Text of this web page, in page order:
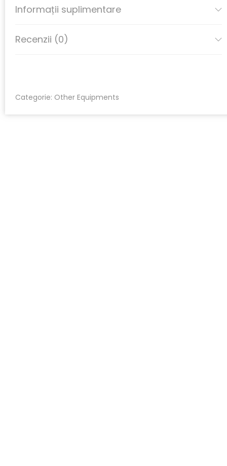
Informații suplimentare
Recenzii (0)
Categorie: Other Equipments